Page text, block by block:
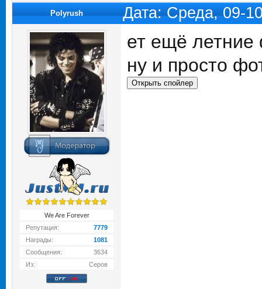
Polyrush Дата: Среда, 09-
We Are Forever
Репутация:
7779
Награды:
1081
Сообщения:
3634
Из:
Серов
ет ещё летние
ну и просто